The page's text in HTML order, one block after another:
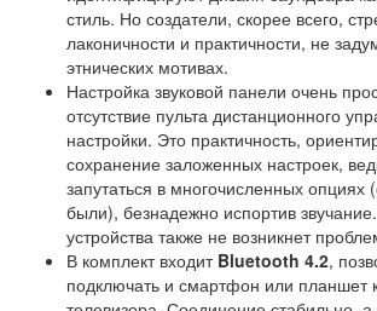
стиль. Но создатели, скорее всего,
лаконичности и практичности, не
этнических мотивах.
Настройка звуковой панели очень
отсутствие пульта дистанционного
настройки. Это практичность,
сохранение заложенных настроек,
запутаться в многочисленных опциях
были), безнадежно испортив
устройства также не возникнет
В комплект входит Bluetooth 4.2,
подключать и смартфон или планшет